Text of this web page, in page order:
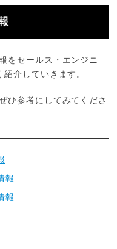
をセールス・エンジニ
介していきます。
ひ参考にしてみてくださ
報
報